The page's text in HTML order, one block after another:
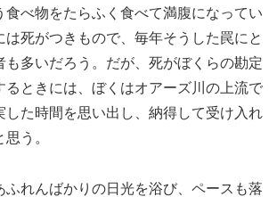
食べ物をたらふく食べて満腹になってい
は死がつきもので、毎年そうした罠にと
も多いだろう。だが、死がぼくらの勘定
るときには、ぼくはオアーズ川の上流で
した時間を思い出し、納得して受け入れ
う。
ふれんばかりの日光を浴び、ペースも落